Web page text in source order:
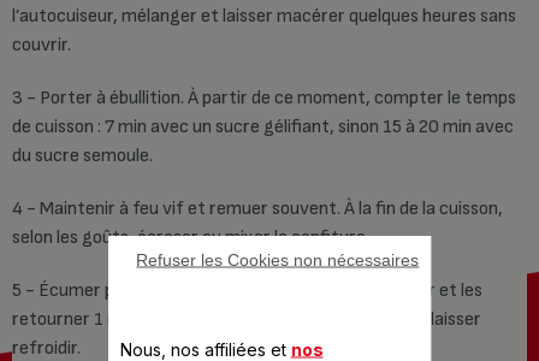
l’autocuiseur, mélanger et laisser macérer quelques heures sans
couvrir.
3 - Porter à ébullition. À partir de ce moment, compter le temps
de cuisson : 7 min avec un sucre gélifiant, sinon 15 à 20 min avec
du sucre semoule.
4 - Maintenir à feu vif et remuer souvent. À la fin de la cuisson,
selon les goûts, écraser ou mixer la confiture.
5 - Écumer puis procéder à la mise en pots, les fermer et les
retourner 1 min, puis les remettre à l’endroit pour les laisser
refroidir.
Nous, nos affiliées et nos
Refuser les Cookies non nécessaires